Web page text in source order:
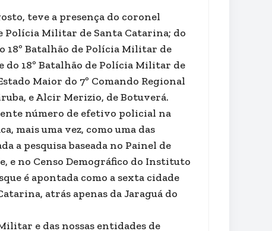
teve a presença do coronel
Polícia Militar de Santa Catarina; do
18º Batalhão de Polícia Militar de
do 18º Batalhão de Polícia Militar de
Maior do 7º Comando Regional
e Alcir Merizio, de Botuverá.
número de efetivo policial na
mais uma vez, como uma das
a pesquisa baseada no Painel de
e no Censo Demográfico do Instituto
é apontada como a sexta cidade
atrás apenas da Jaraguá do
e das nossas entidades de